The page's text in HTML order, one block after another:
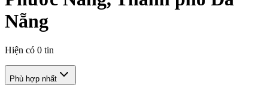
Nẵng
Hiện có 0 tin
Phù hợp nhất